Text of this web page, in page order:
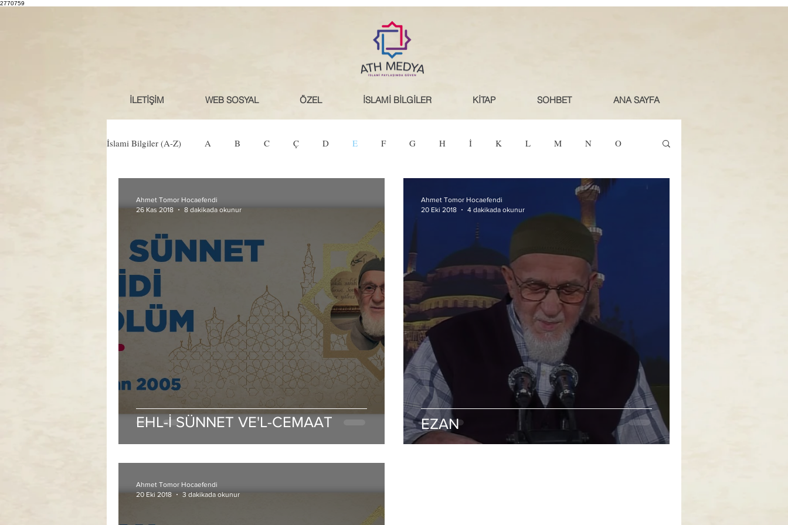
2770759
ANA SAYFA
SOHBET
KİTAP
İSLAMİ BİLGİLER
ÖZEL
WEB SOSYAL
İLETİŞİM
İslami Bilgiler (A-Z) A B C Ç D E F G H İ K L M N O
EHL-İ SÜNNET VE'L-CEMAAT
Ahmet Tomor Hocaefendi
26 Kas 2018
8 dakikada okunur
EZAN
Ahmet Tomor Hocaefendi
20 Eki 2018
4 dakikada okunur
Ahmet Tomor Hocaefendi
20 Eki 2018
3 dakikada okunur